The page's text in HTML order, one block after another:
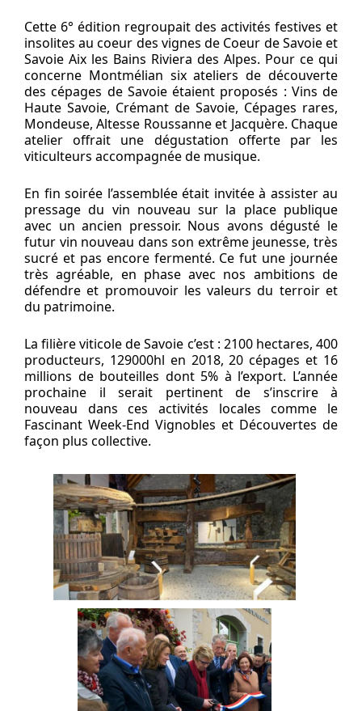
Cette 6° édition regroupait des activités festives et
insolites au coeur des vignes de Coeur de Savoie et
Savoie Aix les Bains Riviera des Alpes. Pour ce qui
concerne Montmélian six ateliers de découverte
des cépages de Savoie étaient proposés : Vins de
Haute Savoie, Crémant de Savoie, Cépages rares,
Mondeuse, Altesse Roussanne et Jacquère. Chaque
atelier offrait une dégustation offerte par les
viticulteurs accompagnée de musique.
En fin soirée l’assemblée était invitée à assister au
pressage du vin nouveau sur la place publique
avec un ancien pressoir. Nous avons dégusté le
futur vin nouveau dans son extrême jeunesse, très
sucré et pas encore fermenté. Ce fut une journée
très agréable, en phase avec nos ambitions de
défendre et promouvoir les valeurs du terroir et
du patrimoine.
La filière viticole de Savoie c’est : 2100 hectares, 400
producteurs, 129000hl en 2018, 20 cépages et 16
millions de bouteilles dont 5% à l’export. L’année
prochaine il serait pertinent de s’inscrire à
nouveau dans ces activités locales comme le
Fascinant Week-End Vignobles et Découvertes de
façon plus collective.